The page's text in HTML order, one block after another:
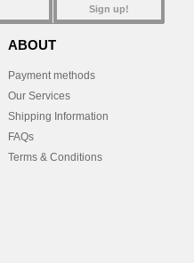
Sign up!
ABOUT
Payment methods
Our Services
Shipping Information
FAQs
Terms & Conditions